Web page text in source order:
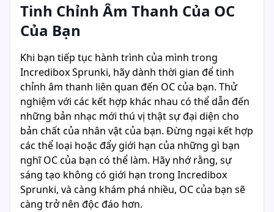
Tinh Chỉnh Âm Thanh Của OC
Của Bạn
Khi bạn tiếp tục hành trình của mình trong
Incredibox Sprunki, hãy dành thời gian để tinh
chỉnh âm thanh liên quan đến OC của bạn. Thử
nghiệm với các kết hợp khác nhau có thể dẫn đến
những bản nhạc mới thú vị thật sự đại diện cho
bản chất của nhân vật của bạn. Đừng ngại kết hợp
các thể loại hoặc đẩy giới hạn của những gì bạn
nghĩ OC của bạn có thể làm. Hãy nhớ rằng, sự
sáng tạo không có giới hạn trong Incredibox
Sprunki, và càng khám phá nhiều, OC của bạn sẽ
càng trở nên độc đáo hơn.